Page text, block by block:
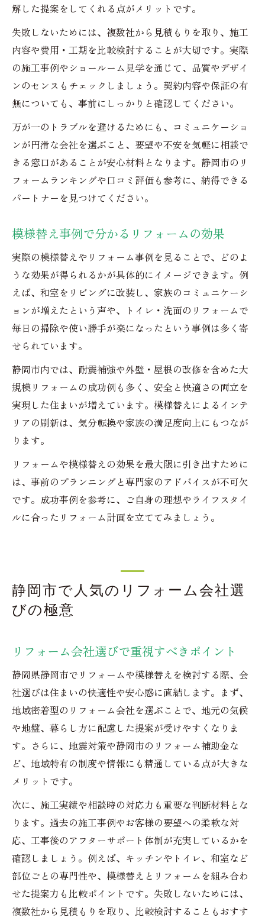
解した提案をしてくれる点がメリットです。
失敗しないためには、複数社から見積もりを取り、施工
内容や費用・工期を比較検討することが大切です。実際
の施工事例やショールーム見学を通じて、品質やデザイ
ンのセンスもチェックしましょう。契約内容や保証の有
無についても、事前にしっかりと確認してください。
万が一のトラブルを避けるためにも、コミュニケーショ
ンが円滑な会社を選ぶこと、要望や不安を気軽に相談で
きる窓口があることが安心材料となります。静岡市のリ
フォームランキングや口コミ評価も参考に、納得できる
パートナーを見つけてください。
模様替え事例で分かるリフォームの効果
実際の模様替えやリフォーム事例を見ることで、どのよ
うな効果が得られるかが具体的にイメージできます。例
えば、和室をリビングに改装し、家族のコミュニケーシ
ョンが増えたという声や、トイレ・洗面のリフォームで
毎日の掃除や使い勝手が楽になったという事例は多く寄
せられています。
静岡市内では、耐震補強や外壁・屋根の改修を含めた大
規模リフォームの成功例も多く、安全と快適さの両立を
実現した住まいが増えています。模様替えによるインテ
リアの刷新は、気分転換や家族の満足度向上にもつなが
ります。
リフォームや模様替えの効果を最大限に引き出すために
は、事前のプランニングと専門家のアドバイスが不可欠
です。成功事例を参考に、ご自身の理想やライフスタイ
ルに合ったリフォーム計画を立ててみましょう。
静岡市で人気のリフォーム会社選
びの極意
リフォーム会社選びで重視すべきポイント
静岡県静岡市でリフォームや模様替えを検討する際、会
社選びは住まいの快適性や安心感に直結します。まず、
地域密着型のリフォーム会社を選ぶことで、地元の気候
や地盤、暮らし方に配慮した提案が受けやすくなりま
す。さらに、地震対策や静岡市のリフォーム補助金な
ど、地域特有の制度や情報にも精通している点が大きな
メリットです。
次に、施工実績や相談時の対応力も重要な判断材料とな
ります。過去の施工事例やお客様の要望への柔軟な対
応、工事後のアフターサポート体制が充実しているかを
確認しましょう。例えば、キッチンやトイレ、和室など
部位ごとの専門性や、模様替えとリフォームを組み合わ
せた提案力も比較ポイントです。失敗しないためには、
複数社から見積もりを取り、比較検討することもおすす